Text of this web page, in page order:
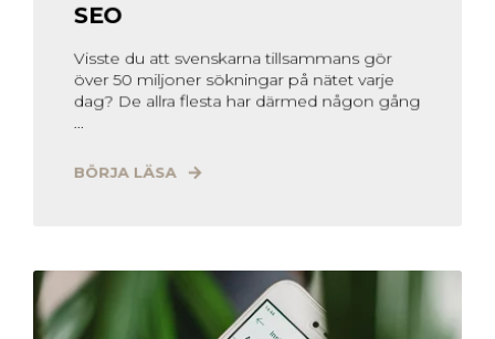
SEO
Visste du att svenskarna tillsammans gör
över 50 miljoner sökningar på nätet varje
dag? De allra flesta har därmed någon gång
...
BÖRJA LÄSA